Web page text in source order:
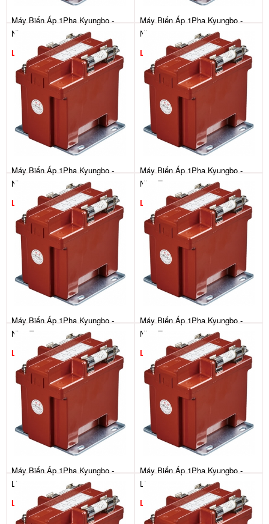
Máy Biến Áp 1Pha Kyungbo -
NL26
Liên hệ
Máy Biến Áp 1Pha Kyungbo -
NL25
Liên hệ
Máy Biến Áp 1Pha Kyungbo -
NL23
Liên hệ
Máy Biến Áp 1Pha Kyungbo -
NL26T
Liên hệ
Máy Biến Áp 1Pha Kyungbo -
NL25T
Liên hệ
Máy Biến Áp 1Pha Kyungbo -
NL23T
Liên hệ
Máy Biến Áp 1Pha Kyungbo -
LL26
Liên hệ
Máy Biến Áp 1Pha Kyungbo -
LL25
Liên hệ